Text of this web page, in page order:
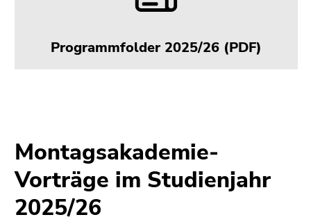
Programmfolder 2025/26 (PDF)
Montagsakademie-
Vorträge im Studienjahr
2025/26